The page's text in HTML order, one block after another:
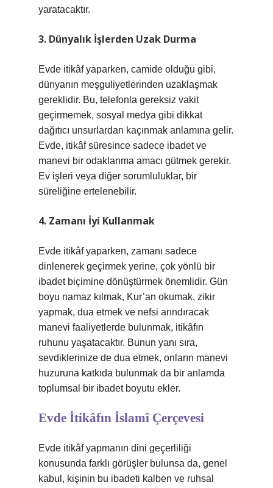
yaratacaktır.
3. Dünyalık İşlerden Uzak Durma
Evde itikâf yaparken, camide olduğu gibi,
dünyanın meşguliyetlerinden uzaklaşmak
gereklidir. Bu, telefonla gereksiz vakit
geçirmemek, sosyal medya gibi dikkat
dağıtıcı unsurlardan kaçınmak anlamına gelir.
Evde, itikâf süresince sadece ibadet ve
manevi bir odaklanma amacı gütmek gerekir.
Ev işleri veya diğer sorumluluklar, bir
süreliğine ertelenebilir.
4. Zamanı İyi Kullanmak
Evde itikâf yaparken, zamanı sadece
dinlenerek geçirmek yerine, çok yönlü bir
ibadet biçimine dönüştürmek önemlidir. Gün
boyu namaz kılmak, Kur’an okumak, zikir
yapmak, dua etmek ve nefsi arındıracak
manevi faaliyetlerde bulunmak, itikâfın
ruhunu yaşatacaktır. Bunun yanı sıra,
sevdiklerinize de dua etmek, onların manevi
huzuruna katkıda bulunmak da bir anlamda
toplumsal bir ibadet boyutu ekler.
Evde İtikâfın İslamî Çerçevesi
Evde itikâf yapmanın dini geçerliliği
konusunda farklı görüşler bulunsa da, genel
kabul, kişinin bu ibadeti kalben ve ruhsal